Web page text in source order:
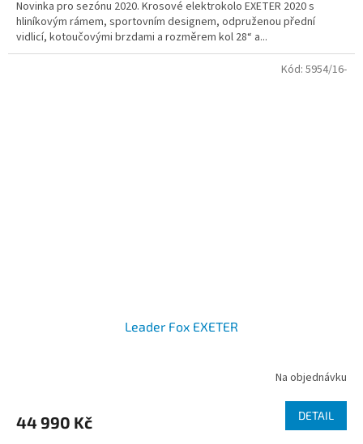
Novinka pro sezónu 2020. Krosové elektrokolo EXETER 2020 s
hliníkovým rámem, sportovním designem, odpruženou přední
vidlicí, kotoučovými brzdami a rozměrem kol 28“ a...
Leader Fox EXETER
Na objednávku
44 990 Kč DETAIL
Kód: 5954/16-